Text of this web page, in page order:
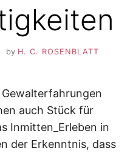
by H. C. ROSENBLATT
auch Stück für
Inmitten_Erleben in
der Erkenntnis, dass